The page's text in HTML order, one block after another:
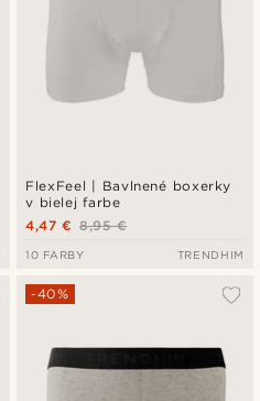
FlexFeel | Bavlnené boxerky
v bielej farbe
8,95 €
4,47 €
10 FARBY TRENDHIM
-40%